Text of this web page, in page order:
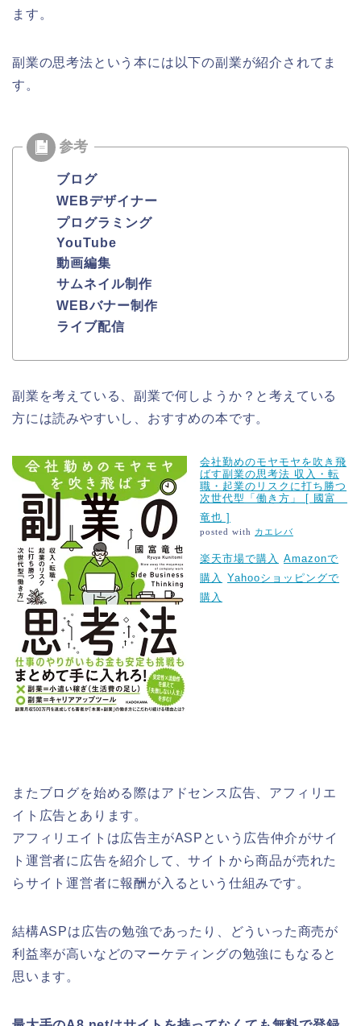
ます。
副業の思考法という本には以下の副業が紹介されてま
す。
ブログ
WEBデザイナー
プログラミング
YouTube
動画編集
サムネイル制作
WEBバナー制作
ライブ配信
副業を考えている、副業で何しようか？と考えている
方には読みやすいし、おすすめの本です。
会社勤めのモヤモヤを吹き飛
ばす副業の思考法 収入・転
職・起業のリスクに打ち勝つ
次世代型「働き方」 [ 國富
竜也 ]
posted with カエレバ
楽天市場で購入 Amazonで
購入 Yahooショッピングで
購入
またブログを始める際はアドセンス広告、アフィリエ
イト広告とあります。
アフィリエイトは広告主がASPという広告仲介がサイ
ト運営者に広告を紹介して、サイトから商品が売れた
らサイト運営者に報酬が入るという仕組みです。
結構ASPは広告の勉強であったり、どういった商売が
利益率が高いなどのマーケティングの勉強にもなると
思います。